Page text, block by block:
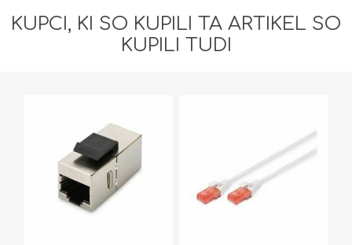
KUPCI, KI SO KUPILI TA ARTIKEL SO
KUPILI TUDI